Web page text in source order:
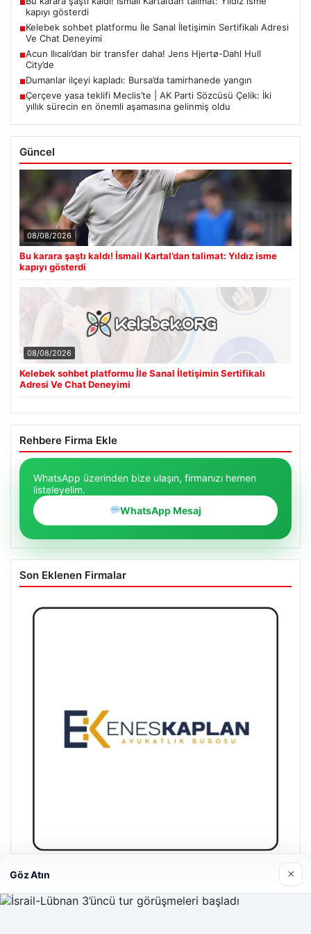
■
kapıyı gösterdi
■Kelebek sohbet platformu İle Sanal İletişimin Sertifikalı Adresi
Ve Chat Deneyimi
■Acun Ilıcalı’dan bir transfer daha! Jens Hjertø-Dahl Hull
City’de
■Dumanlar ilçeyi kapladı: Bursa’da tamirhanede yangın
■Çerçeve yasa teklifi Meclis’te | AK Parti Sözcüsü Çelik: İki
yıllık sürecin en önemli aşamasına gelinmiş oldu
Güncel
08/08/2026
Bu karara şaştı kaldı! İsmail Kartal’dan talimat: Yıldız isme
kapıyı gösterdi
08/08/2026
Kelebek sohbet platformu İle Sanal İletişimin Sertifikalı
Adresi Ve Chat Deneyimi
Rehbere Firma Ekle
WhatsApp üzerinden bize ulaşın, firmanızı hemen
listeleyelim.
WhatsApp Mesaj
Son Eklenen Firmalar
Enes Kaplan Avukatlık Bürosu
28/04/2026
Göz Atın ×